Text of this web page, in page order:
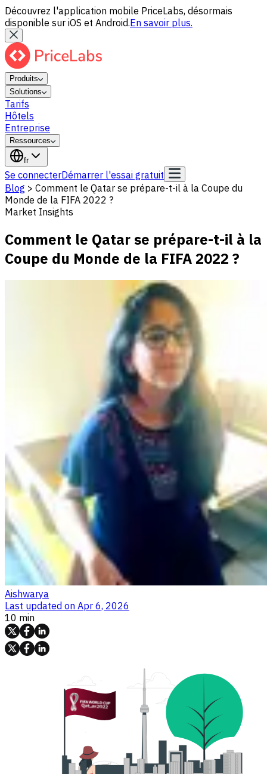
Découvrez l'application mobile PriceLabs, désormais
disponible sur iOS et Android.En savoir plus.
Produits
Solutions
Tarifs
Hôtels
Entreprise
Ressources
fr
Se connecterDémarrer l'essai gratuit
Blog > Comment le Qatar se prépare-t-il à la Coupe du
Monde de la FIFA 2022 ?
Market Insights
Comment le Qatar se prépare-t-il à la
Coupe du Monde de la FIFA 2022 ?
Aishwarya
Last updated on Apr 6, 2026
10 min